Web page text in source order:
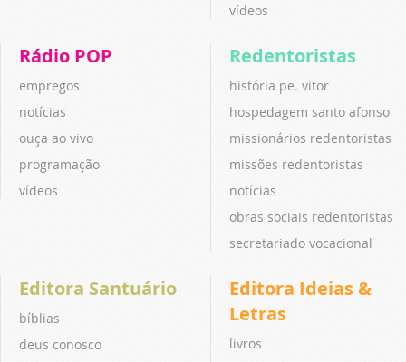
vídeos
Rádio POP
empregos
notícias
ouça ao vivo
programação
vídeos
Redentoristas
história pe. vitor
hospedagem santo afonso
missionários redentoristas
missões redentoristas
notícias
obras sociais redentoristas
secretariado vocacional
Editora Santuário
bíblias
deus conosco
Editora Ideias &
Letras
livros